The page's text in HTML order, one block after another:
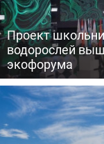
Проект
водорослей
экофорума